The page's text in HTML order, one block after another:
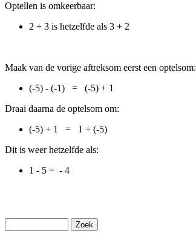
Optellen is omkeerbaar:
2 + 3 is hetzelfde als 3 + 2
Maak van de vorige aftreksom eerst een optelsom:
(-5) - (-1) = (-5) + 1
Draai daarna de optelsom om:
(-5) + 1 = 1 + (-5)
Dit is weer hetzelfde als:
1 - 5 = - 4